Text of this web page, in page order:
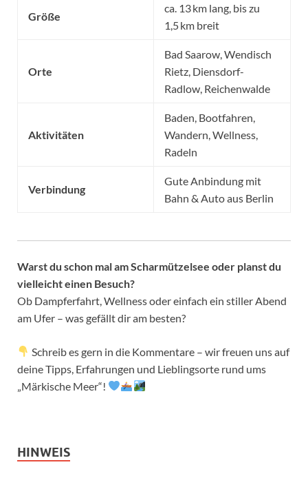
Größe
ca. 13 km lang, bis zu
1,5 km breit
Orte
Bad Saarow, Wendisch
Rietz, Diensdorf-
Radlow, Reichenwalde
Aktivitäten
Baden, Bootfahren,
Wandern, Wellness,
Radeln
Verbindung
Gute Anbindung mit
Bahn & Auto aus Berlin
Warst du schon mal am Scharmützelsee oder planst du
vielleicht einen Besuch?
Ob Dampferfahrt, Wellness oder einfach ein stiller Abend
am Ufer – was gefällt dir am besten?
Schreib es gern in die Kommentare – wir freuen uns auf
deine Tipps, Erfahrungen und Lieblingsorte rund ums
„Märkische Meer“!
HINWEIS